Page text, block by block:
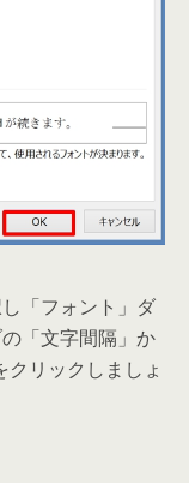
「フォント」ダ
「文字間隔」か
リックしましょ